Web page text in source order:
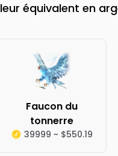
équivalent en
Faucon du
tonnerre
39999 ~ $550.19